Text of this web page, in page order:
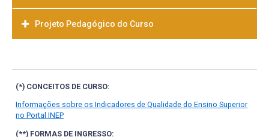
Projeto Pedagógico do Curso
(*) CONCEITOS DE CURSO:
Informações sobre os Indicadores de Qualidade do Ensino Superior
no Portal INEP
(**) FORMAS DE INGRESSO: